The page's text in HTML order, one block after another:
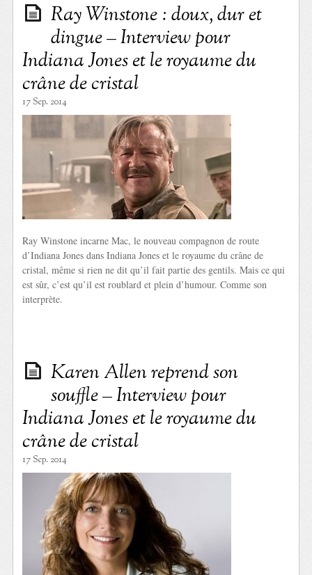
Ray Winstone : doux, dur et
dingue – Interview pour
Indiana Jones et le royaume du
crâne de cristal
17 Sep. 2014
Ray Winstone incarne Mac, le nouveau compagnon de route
d’Indiana Jones dans Indiana Jones et le royaume du crâne de
cristal, même si rien ne dit qu’il fait partie des gentils. Mais ce qui
est sûr, c’est qu’il est roublard et plein d’humour. Comme son
interprète.
Karen Allen reprend son
souffle – Interview pour
Indiana Jones et le royaume du
crâne de cristal
17 Sep. 2014